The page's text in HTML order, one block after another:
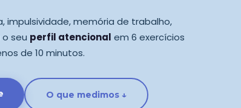
impulsividade, memória de trabalho,
seu perfil atencional em 6 exercícios
de 10 minutos.
O que medimos ↓